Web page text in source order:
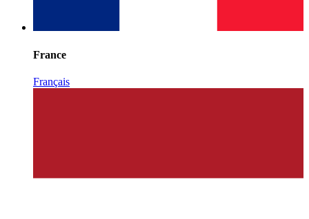
France
Français